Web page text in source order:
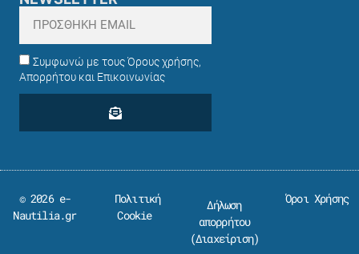
Συμφωνώ με τους Όρους χρήσης,
Απορρήτου και Επικοινωνίας
© 2026 e-
Nautilia.gr
Πολιτική
Cookie
Δήλωση
απορρήτου
(Διαχείριση)
Όροι Χρήσης